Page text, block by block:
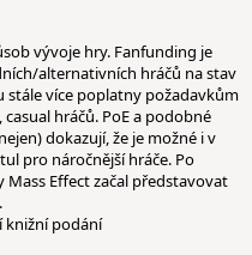
vývoje hry. Fanfunding je
alternativních hráčů na stav
více poplatny požadavkům
hráčů. PoE a podobné
dokazují, že je možné i v
pro náročnější hráče. Po
Effect začal představovat
knižní podání